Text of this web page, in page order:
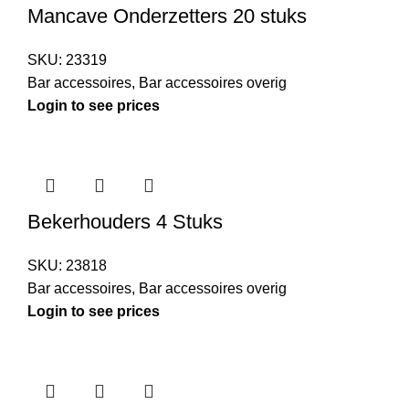
Mancave Onderzetters 20 stuks
SKU: 23319
Bar accessoires, Bar accessoires overig
Login to see prices
Bekerhouders 4 Stuks
SKU: 23818
Bar accessoires, Bar accessoires overig
Login to see prices